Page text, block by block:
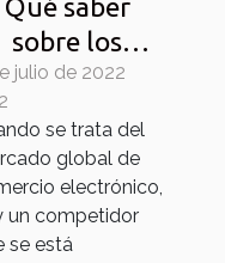
Qué saber
sobre los
principales
en línea
julio de 2022
se trata del
global de
electrónico,
un competidor
se está